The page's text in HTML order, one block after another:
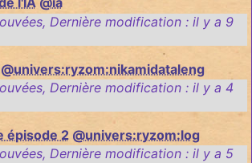
, Dernière modification : il y a 9
@univers:ryzom:nikamidataleng
, Dernière modification : il y a 4
épisode 2 @univers:ryzom:log
, Dernière modification : il y a 5